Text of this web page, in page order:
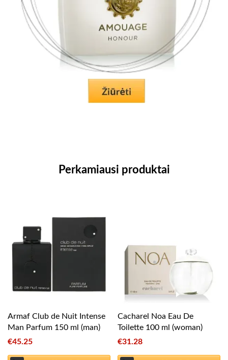
Perkamiausi produktai
Armaf Club de Nuit Intense
Man Parfum 150 ml (man)
€45.25
Cacharel Noa Eau De
Toilette 100 ml (woman)
€31.28